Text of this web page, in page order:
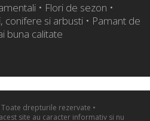
• Flori de sezon •
si arbusti • Pamant de
buna calitate
drepturile rezervate •
site au caracter informativ si nu